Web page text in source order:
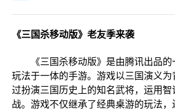
《三国杀移动版》老友季来袭
《三国杀移动版》是由腾讯出品的
玩法于一体的手游。游戏以三国演义
过扮演三国历史上的知名武将，运用
战。游戏不仅继承了经典桌游的玩法